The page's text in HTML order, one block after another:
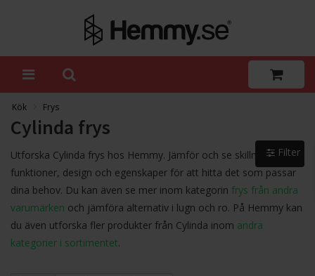
Kök Frys
Cylinda frys
Utforska Cylinda frys hos Hemmy. Jämför och se skillnader i
funktioner, design och egenskaper för att hitta det som passar
dina behov. Du kan även se mer inom kategorin frys från andra
varumärken och jämföra alternativ i lugn och ro. På Hemmy kan
du även utforska fler produkter från Cylinda inom andra
kategorier i sortimentet.
Filter